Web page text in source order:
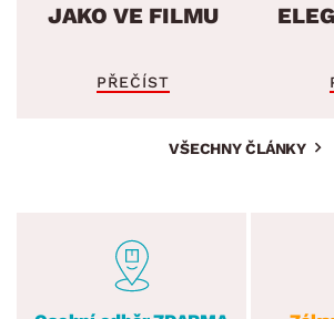
JAKO VE FILMU
PŘEČÍST
VŠECHNY ČLÁNKY